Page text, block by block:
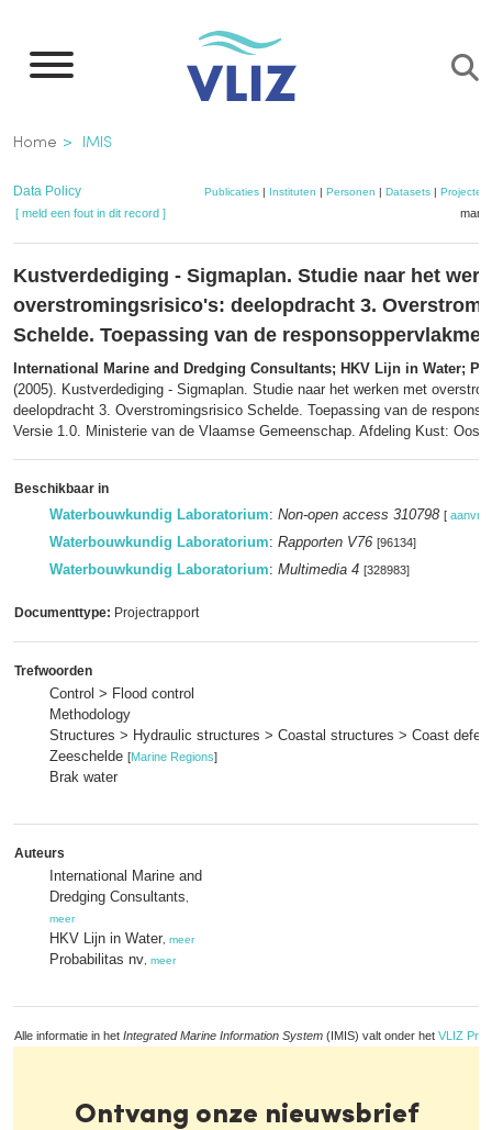
naar
inhoud
gaan
Kruimelpad
Home IMIS
Data Policy Publicaties| Instituten | Personen | Datasets| Projecten
[ meld een fout in dit record ]
Kustverdediging - Sigmaplan. Studie naar het
overstromingsrisico's: deelopdracht 3.
Schelde. Toepassing van de
International Marine and Dredging Consultants; HKV Lijn in Water;
(2005). Kustverdediging - Sigmaplan. Studie naar het werken met
deelopdracht 3. Overstromingsrisico Schelde. Toepassing van de
Versie 1.0. Ministerie van de Vlaamse Gemeenschap. Afdeling Kust:
Beschikbaar in
Waterbouwkundig Laboratorium: Non-open access 310798 [
Waterbouwkundig Laboratorium: Rapporten V76 [96134]
Waterbouwkundig Laboratorium: Multimedia 4 [328983]
Documenttype: Projectrapport
Trefwoorden
Control > Flood control
Methodology
Structures > Hydraulic structures > Coastal structures > Coast
Zeeschelde [Marine Regions]
Brak water
Auteurs
International Marine and
Dredging Consultants
meer
HKV Lijn in Water meer
Probabilitas nv meer
Alle informatie in het Integrated Marine Information System (IMIS) valt onder het VLIZ
Ontvang onze nieuwsbrief